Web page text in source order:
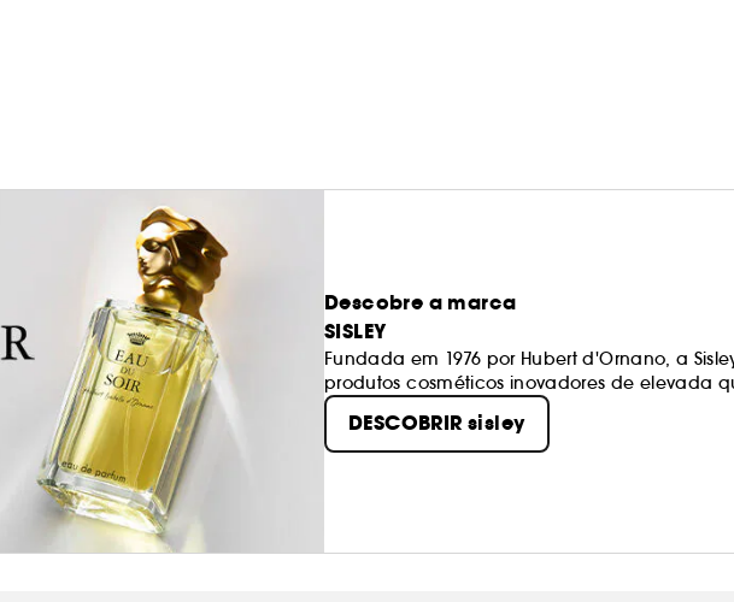
Descobre a marca
SISLEY
Fundada em 1976 por Hubert d'Ornano, a
produtos cosméticos inovadores de elevada
e aromaterapia, o uso de extratos naturais
garantir resultados visíveis e imediatos na pele.
DESCOBRIR sisley